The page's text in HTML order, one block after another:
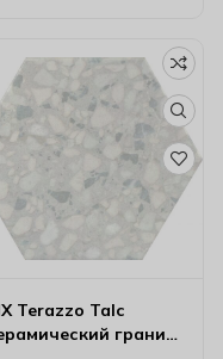
Terazzo Talc
гранит